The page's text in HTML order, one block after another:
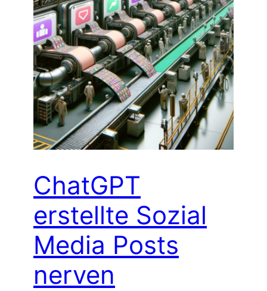
ChatGPT
erstellte Sozial
Media Posts
nerven